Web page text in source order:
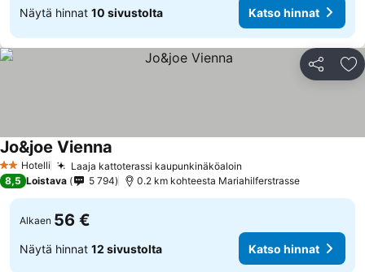
Näytä hinnat 10 sivustolta Katso hinnat
Jaa
2 Tähtiluokitus
Hotelli Laaja kattoterassi kaupunkinäköaloin
Jo&joe Vienna
8,5 Loistava 5 794 0.2 km kohteesta Mariahilferstrasse
Alkaen 56 €
Näytä hinnat 12 sivustolta Katso hinnat